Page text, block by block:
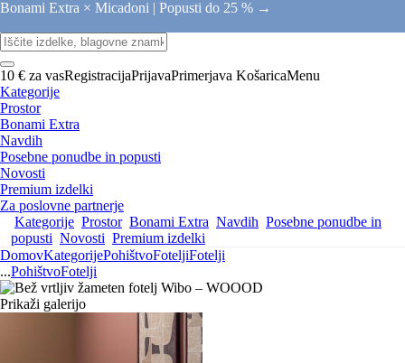
Bonami Extra × Micadoni | Popusti do 25 % →
10 € za vasRegistracijaPrijavaPrimerjava KošaricaMenu
Kategorije
Prostor
Bonami Extra
Navdih
Posebne ponudbe in popusti
Novosti
Premium izdelki
Za poslovne partnerje
Kategorije Prostor Bonami Extra Navdih Posebne ponudbe in
popusti Novosti Premium izdelki
DomovKategorijePohištvoFoteljiFotelji
...PohištvoFotelji
Prikaži galerijo